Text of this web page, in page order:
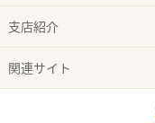
支店紹介
関連サイト